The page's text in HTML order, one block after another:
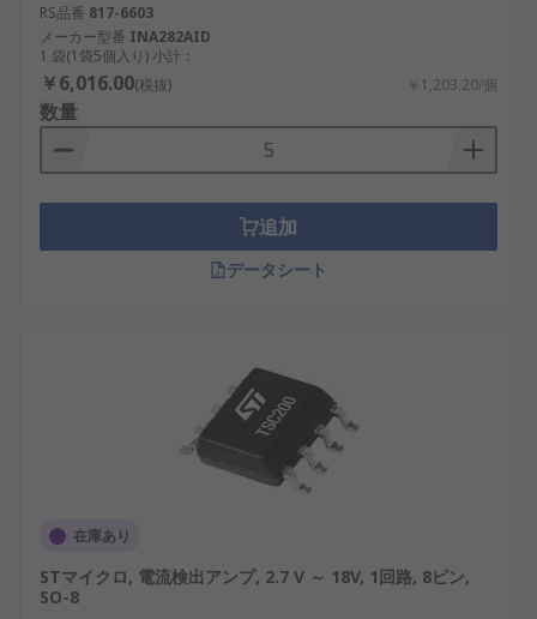
は、CSA はシングルエンドまたは差動入力信号で動
作する柔軟性を提供します。双方向 CSA などの一部
の CSA は、両方向の電流の流れを測定できます。こ
れは、バッテリー管理などのシステムでは非常に重
要です。
たとえば、バッテリー駆動のデバイスでは、CSA は
充電サイクルと放電サイクルを監視してバッテリー
寿命を延ばすのに役立ちます。同様に、再生可能エ
ネルギーのアプリケーションでは、
電流検出アンプの種類
プリケーションや回路設計に適しています。
アナログ電流検出アンプ：測定された電流に
RS品番 817-6603
メーカー型番 INA282AID
1 袋(1袋5個入り) 小計：
￥6,016.00(税抜) ￥1,203.20/個
数量
追加
データシート
在庫あり
STマイクロ, 電流検出アンプ, 2.7 V ～ 18V, 1回路, 8ピン,
SO-8